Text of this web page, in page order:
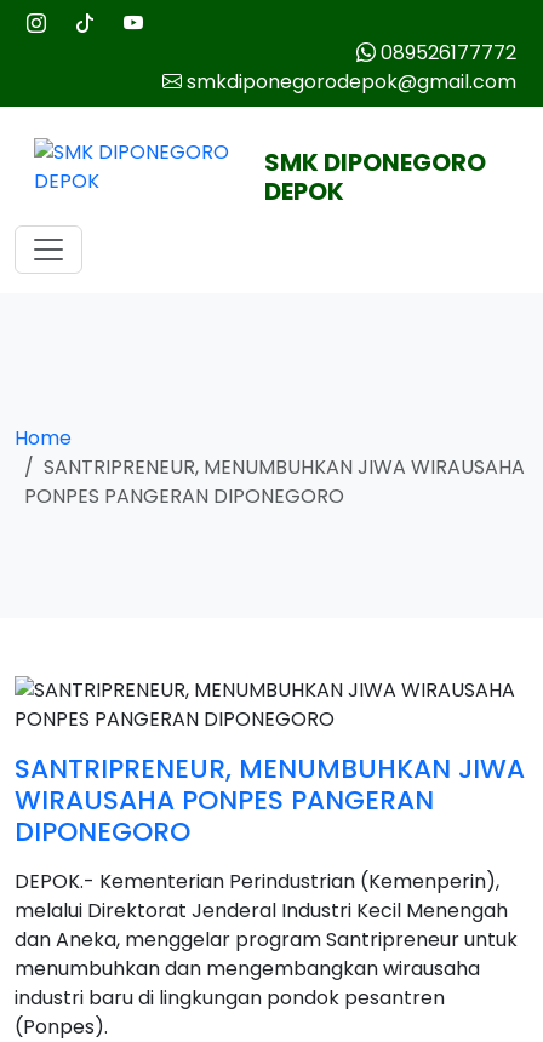
089526177772
smkdiponegorodepok@gmail.com
SMK DIPONEGORO
DEPOK
Home
SANTRIPRENEUR, MENUMBUHKAN JIWA WIRAUSAHA
PONPES PANGERAN DIPONEGORO
SANTRIPRENEUR, MENUMBUHKAN JIWA
WIRAUSAHA PONPES PANGERAN
DIPONEGORO
DEPOK.- Kementerian Perindustrian (Kemenperin),
melalui Direktorat Jenderal Industri Kecil Menengah
dan Aneka, menggelar program Santripreneur untuk
menumbuhkan dan mengembangkan wirausaha
industri baru di lingkungan pondok pesantren
(Ponpes).